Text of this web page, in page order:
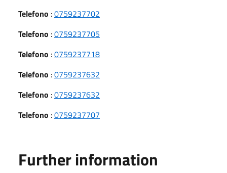
Telefono :0759237702
Telefono :0759237705
Telefono :0759237718
Telefono :0759237632
Telefono :0759237632
Telefono :0759237707
Further information